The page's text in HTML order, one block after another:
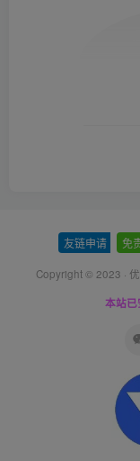
友链申请 免
Copyright © 2023 ·
本站